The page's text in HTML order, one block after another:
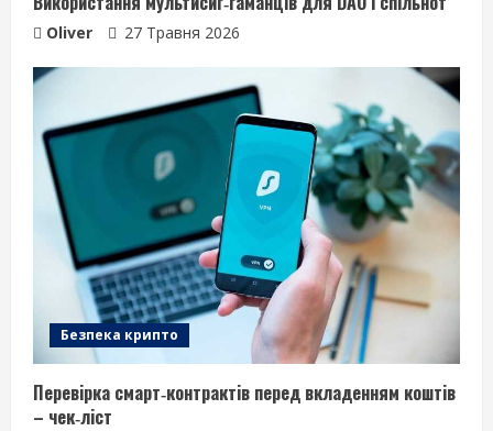
Oliver 27 Травня 2026
Безпека крипто
Перевірка смарт‑контрактів перед вкладенням коштів
– чек‑ліст